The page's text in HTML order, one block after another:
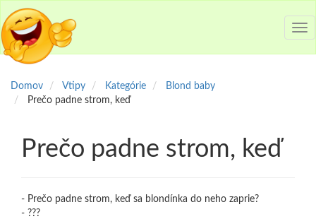
Domov Vtipy Kategórie
Blond baby
Prečo padne strom, keď
Prečo padne strom, keď
- Prečo padne strom, keď sa blondínka do neho zaprie?
- ???